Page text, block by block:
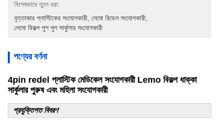
বিশেষভাবে তুলে ধরা:
বৃত্তাকার প্লাস্টিকের সংযোগকারী লেমো রিডেল সংযোগকারী
লেমো বিকল্প পুশ পুল সার্কুলার সংযোগকারী
পণ্যের বর্ণনা
4pin redel প্লাস্টিক মেডিকেল সংযোগকারী Lemo বিকল্প ধাক্কা
সার্কুলার পুরুষ এবং মহিলা সংযোগকারী
প্রযুক্তিগত বিবরণ